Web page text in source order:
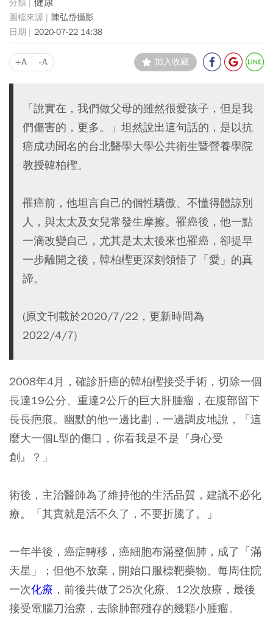
健康
陳弘岱攝影
2020-07-22 14:38
+A -A 加入收藏
「說實在，我們做父母的雖然很愛孩子，但是我
們傷害的，更多。」坦然說出這句話的，是以抗
癌成功聞名的台北醫學大學公共衛生暨營養學院
教授韓柏檉。
罹癌前，他坦言自己的個性驕傲、不懂得體諒別
人，與太太及女兒常發生摩擦。罹癌後，他一點
一滴改變自己，尤其是太太後來也罹癌，卻提早
一步離開之後，韓柏檉更深刻領悟了「愛」的真
諦。
(原文刊載於2020/7/22，更新時間為
2022/4/7)
2008年4月，確診肝癌的韓柏檉接受手術，切除一個
長達19公分、重達2公斤的巨大肝腫瘤，在腹部留下
長長疤痕。幽默的他一邊比劃，一邊調皮地說，「這
麼大一個L型的傷口，你看我是不是『身心受
創』？」
術後，主治醫師為了維持他的生活品質，建議不必化
療。「其實就是活不久了，不要折騰了。」
一年半後，癌症轉移，癌細胞布滿整個肺，成了「滿
天星」；但他不放棄，開始口服標靶藥物、每周住院
一次化療 ，前後共做了25次化療、12次放療，最後
接受電腦刀治療，去除肺部殘存的幾顆小腫瘤。